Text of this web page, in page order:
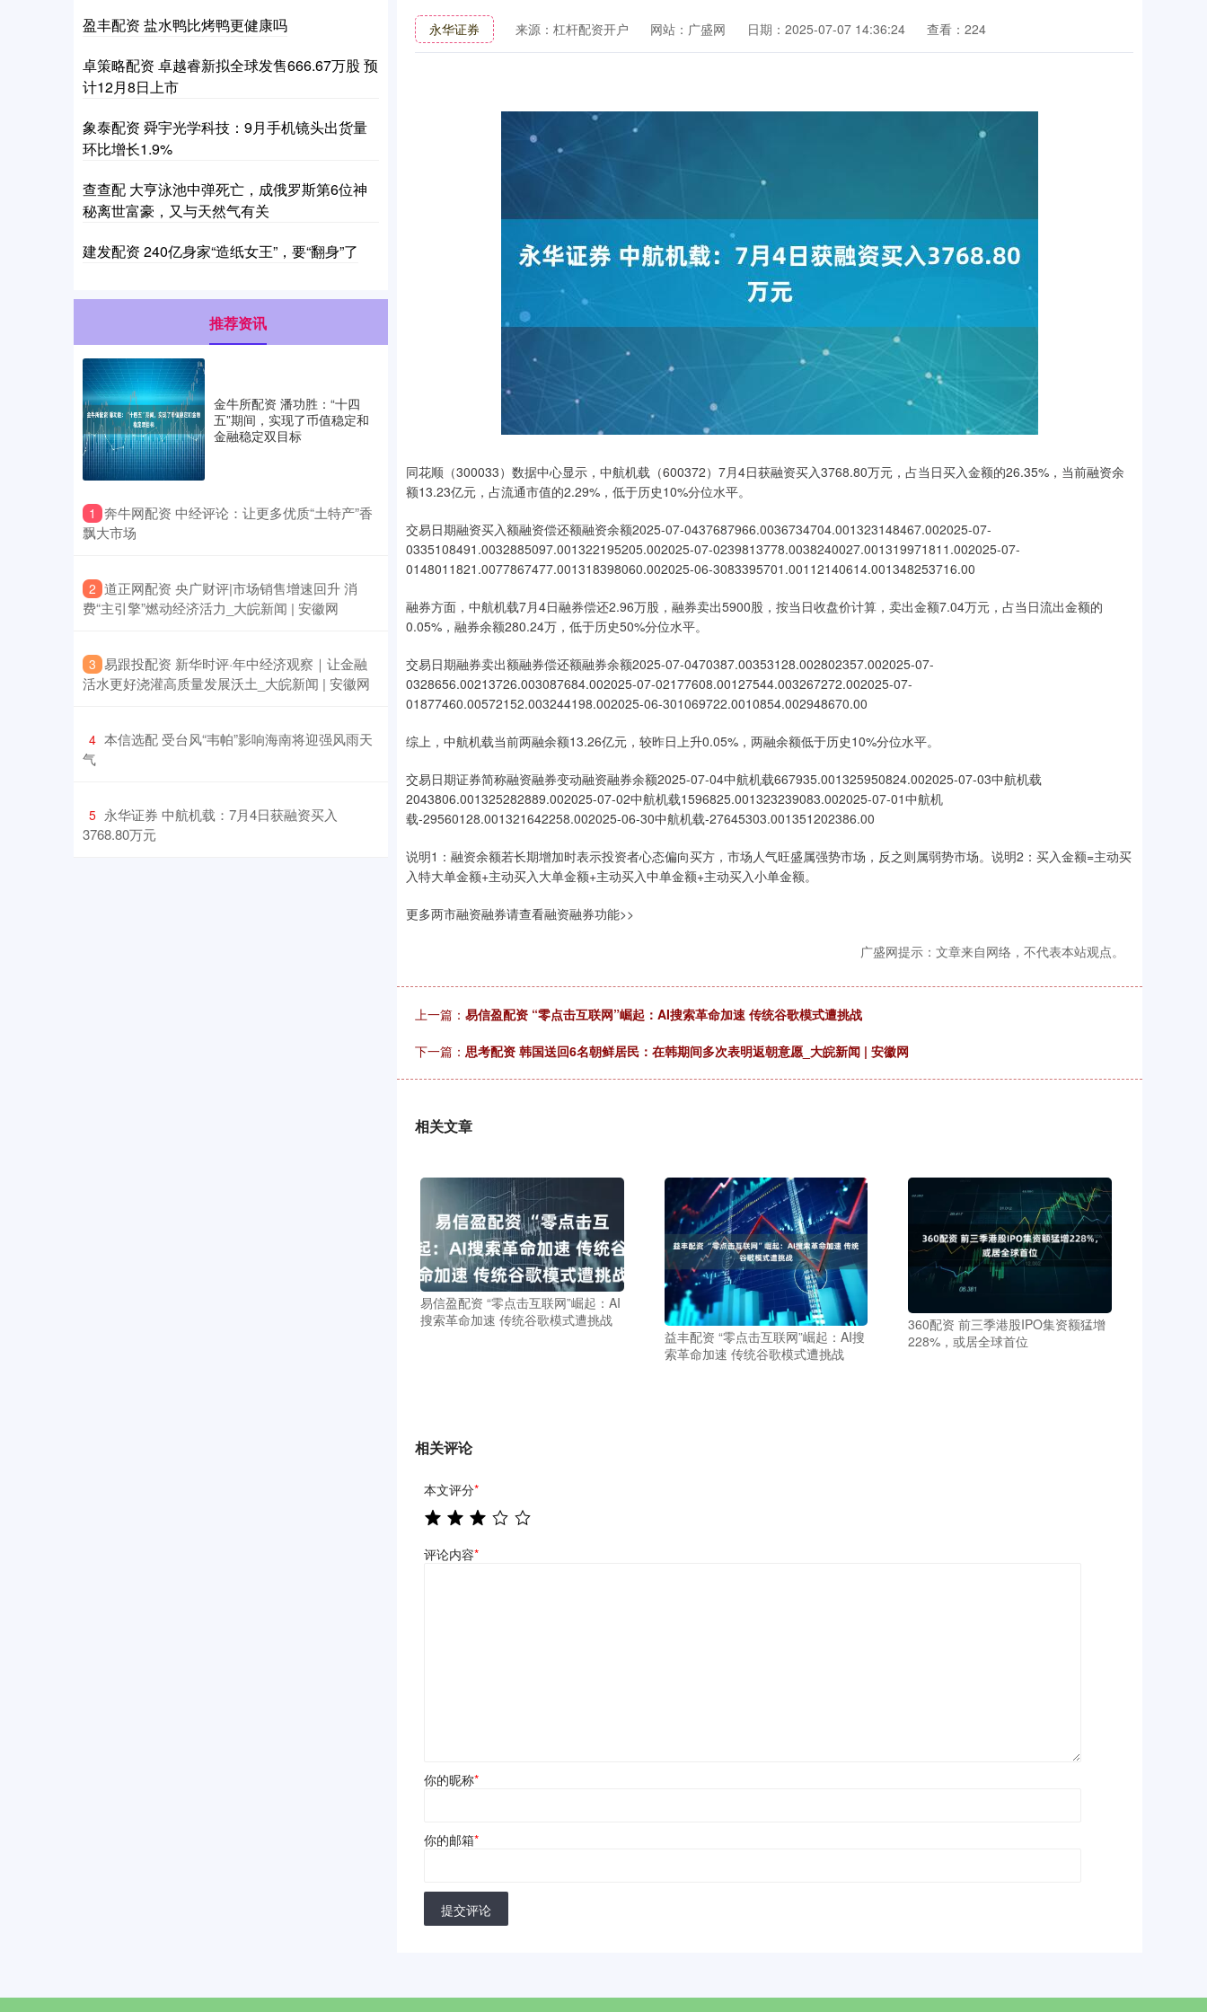
永华证券 来源：杠杆配资开户 网站：广盛网 日期：2025-07-07 14:36:24 查看：224
同花顺（300033）数据中心显示，中航机载（600372）7月4日获融资买入3768.80万元，占当日买入金额的26.35%，当前融资余
额13.23亿元，占流通市值的2.29%，低于历史10%分位水平。
交易日期融资买入额融资偿还额融资余额2025-07-0437687966.0036734704.001323148467.002025-07-
0335108491.0032885097.001322195205.002025-07-0239813778.0038240027.001319971811.002025-07-
0148011821.0077867477.001318398060.002025-06-3083395701.00112140614.001348253716.00
融券方面，中航机载7月4日融券偿还2.96万股，融券卖出5900股，按当日收盘价计算，卖出金额7.04万元，占当日流出金额的
0.05%，融券余额280.24万，低于历史50%分位水平。
交易日期融券卖出额融券偿还额融券余额2025-07-0470387.00353128.002802357.002025-07-
0328656.00213726.003087684.002025-07-02177608.00127544.003267272.002025-07-
01877460.00572152.003244198.002025-06-301069722.0010854.002948670.00
综上，中航机载当前两融余额13.26亿元，较昨日上升0.05%，两融余额低于历史10%分位水平。
交易日期证券简称融资融券变动融资融券余额2025-07-04中航机载667935.001325950824.002025-07-03中航机载
2043806.001325282889.002025-07-02中航机载1596825.001323239083.002025-07-01中航机
载-29560128.001321642258.002025-06-30中航机载-27645303.001351202386.00
说明1：融资余额若长期增加时表示投资者心态偏向买方，市场人气旺盛属强势市场，反之则属弱势市场。说明2：买入金额=主动买
入特大单金额+主动买入大单金额+主动买入中单金额+主动买入小单金额。
更多两市融资融券请查看融资融券功能>>
广盛网提示：文章来自网络，不代表本站观点。
上一篇： 易信盈配资 “零点击互联网”崛起：AI搜索革命加速 传统谷歌模式遭挑战
下一篇： 思考配资 韩国送回6名朝鲜居民：在韩期间多次表明返朝意愿_大皖新闻 | 安徽网
相关文章
易信盈配资 “零点击互联网”崛起：AI
搜索革命加速 传统谷歌模式遭挑战
益丰配资 “零点击互联网”崛起：AI搜
索革命加速 传统谷歌模式遭挑战
360配资 前三季港股IPO集资额猛增
228%，或居全球首位
相关评论
本文评分*
评论内容*
你的昵称*
你的邮箱*
提交评论
盈丰配资 盐水鸭比烤鸭更健康吗
卓策略配资 卓越睿新拟全球发售666.67万股 预
计12月8日上市
象泰配资 舜宇光学科技：9月手机镜头出货量
环比增长1.9%
查查配 大亨泳池中弹死亡，成俄罗斯第6位神
秘离世富豪，又与天然气有关
建发配资 240亿身家“造纸女王”，要“翻身”了
推荐资讯
金牛所配资 潘功胜：“十四
五”期间，实现了币值稳定和
金融稳定双目标
1 ​奔牛网配资 中经评论：让更多优质“土特产”香
飘大市场
2 ​道正网配资 央广财评|市场销售增速回升 消
费“主引擎”燃动经济活力_大皖新闻 | 安徽网
3 ​易跟投配资 新华时评·年中经济观察｜让金融
活水更好浇灌高质量发展沃土_大皖新闻 | 安徽网
4 ​本信选配 受台风“韦帕”影响海南将迎强风雨天
气
5 ​永华证券 中航机载：7月4日获融资买入
3768.80万元